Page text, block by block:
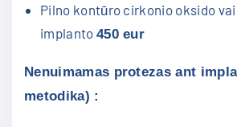
Pilno kontūro cirkonio oksido
implanto 450 eur
Nenuimamas protezas ant
metodika) :